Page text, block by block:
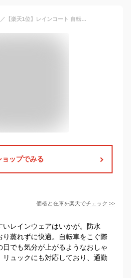
＼500円OFFクーポン／【楽天1位】レインコート 自転車 通学 リュック 軽量 軽い ロング丈 袖ありレインポンチョ レディース メンズ 前開き ファスナー ポンチョ おしゃれ かわいい 人気 大きいサイズ カッパ バイク 原付 ランキング1位 防水 撥水 メール便 送料無料
ョップでみる
価格と在庫を楽天でチェック >>
いレインウェアはいかが。防水
蒸れずに快適。自転車をこぐ際
日でも気分が上がるようなおしゃ
ュックにも対応しており、通勤